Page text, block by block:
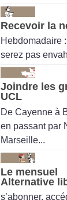
Recevoir la
Hebdomadaire
serez pas
Joindre les
UCL
De Cayenne à
en passant par
Marseille...
Le mensuel
Alternative
s’abonner,